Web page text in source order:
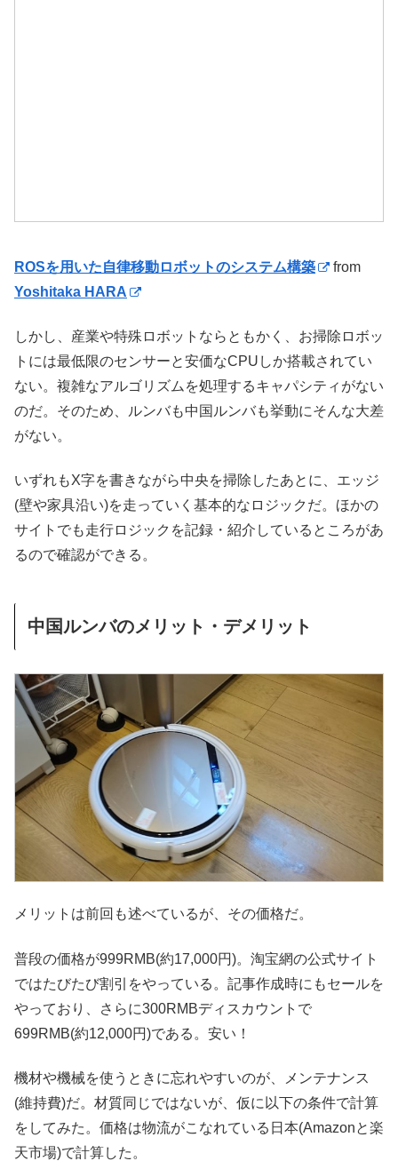
ROSを用いた自律移動ロボットのシステム構築
from
Yoshitaka HARA
しかし、産業や特殊ロボットならともかく、お掃除ロボッ
トには最低限のセンサーと安価なCPUしか搭載されてい
ない。複雑なアルゴリズムを処理するキャパシティがない
のだ。そのため、ルンバも中国ルンバも挙動にそんな大差
がない。
いずれもX字を書きながら中央を掃除したあとに、エッジ
(壁や家具沿い)を走っていく基本的なロジックだ。ほかの
サイトでも走行ロジックを記録・紹介しているところがあ
るので確認ができる。
中国ルンバのメリット・デメリット
メリットは前回も述べているが、その価格だ。
普段の価格が999RMB(約17,000円)。淘宝網の公式サイト
ではたびたび割引をやっている。記事作成時にもセールを
やっており、さらに300RMBディスカウントで
699RMB(約12,000円)である。安い！
機材や機械を使うときに忘れやすいのが、メンテナンス
(維持費)だ。材質同じではないが、仮に以下の条件で計算
をしてみた。価格は物流がこなれている日本(Amazonと楽
天市場)で計算した。